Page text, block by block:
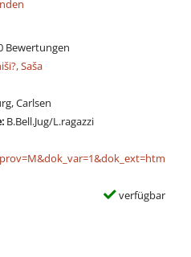
geöffnet
Bewertungen
nach diesem Verfasser
Saša
Carlsen
B.Bell.Jug/L.ragazzi
neuem Tab geöffnet
verfügbar